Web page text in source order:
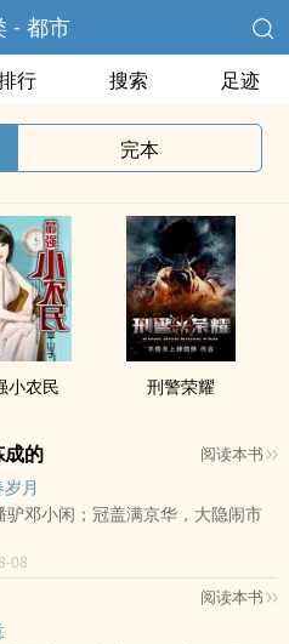
- 都市
行 搜索 足迹
完本
小农民 刑警荣耀
的 阅读本书
月
驴邓小闲；冠盖满京华，大隐闹市
，财比陶朱万三。
助，势比月笙金荣。
人生。
08
阅读本书